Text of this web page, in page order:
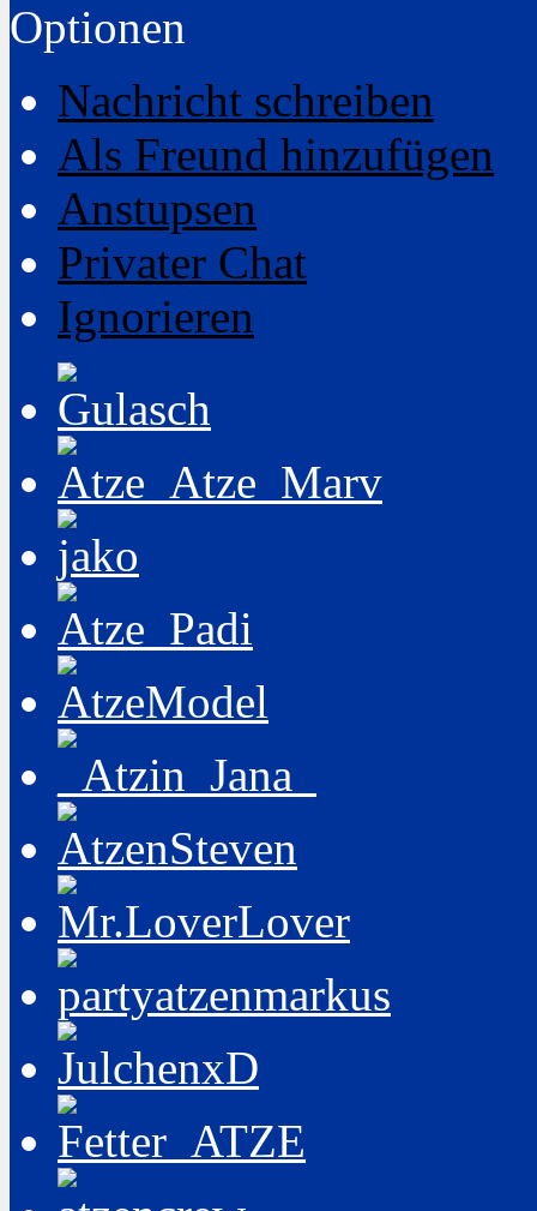
Optionen
Nachricht schreiben
Als Freund hinzufügen
Anstupsen
Privater Chat
Ignorieren